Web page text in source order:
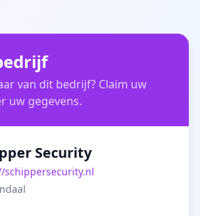
van dit bedrijf? Claim uw
uw gegevens.
Security
schippersecurity.nl